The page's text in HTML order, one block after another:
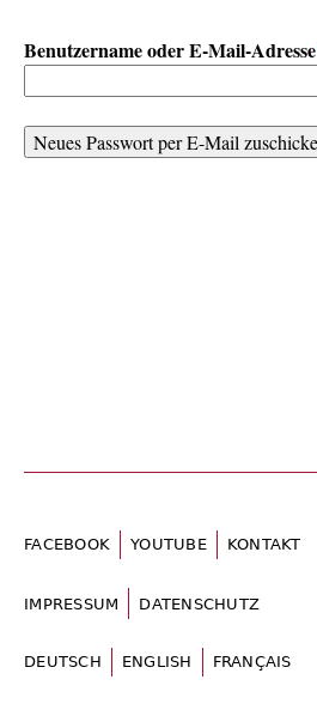
R
e
e
Benutzername oder E-Mail-Adresse
FACEBOOK YOUTUBE KONTAKT
IMPRESSUM DATENSCHUTZ
DEUTSCH ENGLISH FRANÇAIS